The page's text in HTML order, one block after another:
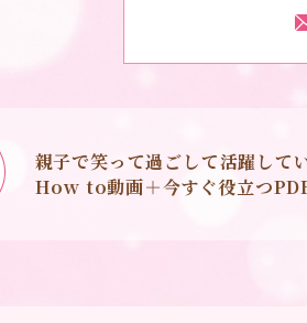
親子で笑って過ごして活躍して
How to動画＋今すぐ役立つ